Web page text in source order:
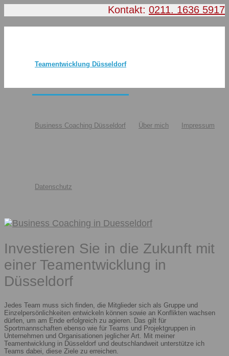
Kontakt: 0211. 1636 5917
Teamentwicklung Düsseldorf
Business Coaching Düsseldorf Über mich Impressum
Datenschutz
Investieren Sie in die Zukunft mit
einer Teamentwicklung in
Düsseldorf
Jedes Team muss sich finden, die Mitglieder sich als Gruppe und
Einzelpersönlichkeiten entwickeln können sowie an Konflikten wachsen
dürfen, um am Ende erfolgreich zu agieren. Das gilt für
Sportmannschaften ebenso wie für Teams und Projektgruppen in
Unternehmen und Organisationen jeglicher Art. Mit meiner
Teamentwicklung in Düsseldorf und deutschlandweit unterstütze ich
Teams dabei, diese Ziele zu erreichen.